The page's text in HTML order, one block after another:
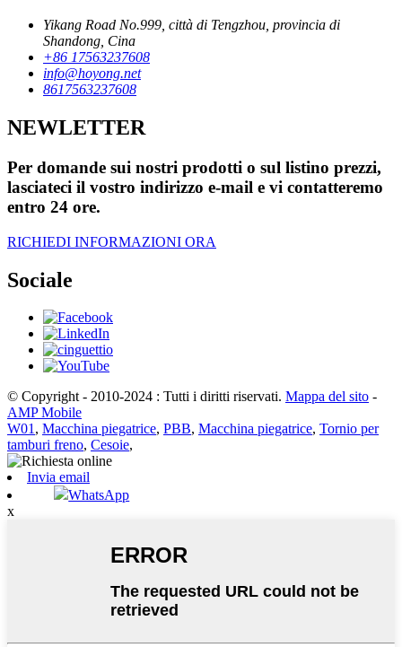
Yikang Road No.999, città di Tengzhou, provincia di
Shandong, Cina
+86 17563237608
info@hoyong.net
8617563237608
NEWLETTER
Per domande sui nostri prodotti o sul listino prezzi,
lasciateci il vostro indirizzo e-mail e vi contatteremo
entro 24 ore.
RICHIEDI INFORMAZIONI ORA
Sociale
© Copyright - 2010-2024 : Tutti i diritti riservati. Mappa del sito -
AMP Mobile
W01, Macchina piegatrice, PBB, Macchina piegatrice, Tornio per
tamburi freno, Cesoie,
Invia email
WhatsApp
x